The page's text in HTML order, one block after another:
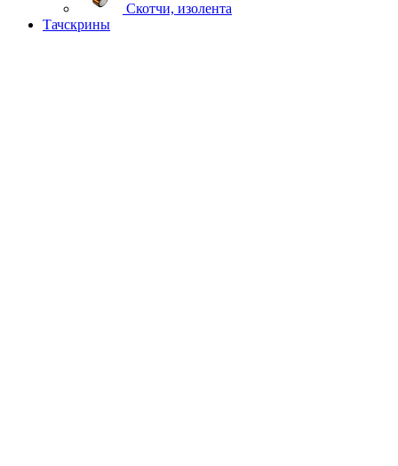
Скотчи, изолента
Тачскрины